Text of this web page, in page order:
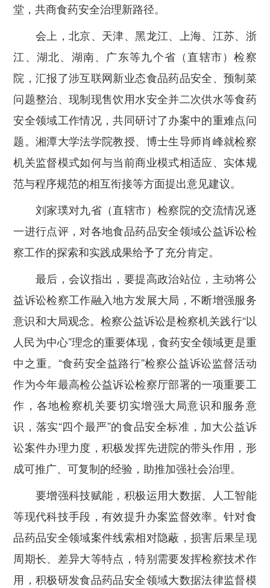
堂，共商食药安全治理新路径。
会上，北京、天津、黑龙江、上海、江苏、浙
江、湖北、湖南、广东等九个省（直辖市）检察
院，汇报了涉互联网新业态食品药品安全、预制菜
问题整治、现制现售饮用水安全并二次供水等食药
安全领域工作情况，共同研讨了办案中的重难点问
题。湘潭大学法学院教授、博士生导师肖峰就检察
机关监督模式如何与当前商业模式相适应、实体规
范与程序规范的相互衔接等方面提出意见建议。
刘家璞对九省（直辖市）检察院的交流情况逐
一进行点评，对各地食品药品安全领域公益诉讼检
察工作的探索和实践成果给予了充分肯定。
最后，会议指出， 要提高政治站位，主动将公
益诉讼检察工作融入地方发展大局，不断增强服务
意识和大局观念。 检察公益诉讼是检察机关践行“以
人民为中心”理念的重要体现，食药安全领域更是重
中之重。“食药安全益路行”检察公益诉讼监督活动
作为今年最高检公益诉讼检察厅部署的一项重要工
作，各地检察机关要切实增强大局意识和服务意
识，落实“四个最严”的食品安全标准，加大公益诉
讼案件办理力度，积极发挥先进院的带头作用，形
成可推广、可复制的经验，助推加强社会治理。
要增强科技赋能，积极运用大数据、人工智能
等现代科技手段，有效提升办案监督效率。 针对食
品药品安全领域案件线索相对隐蔽，损害后果呈现
周期长、差异大等特点，特别需要发挥检察技术作
用，积极研发食品药品安全领域大数据法律监督模